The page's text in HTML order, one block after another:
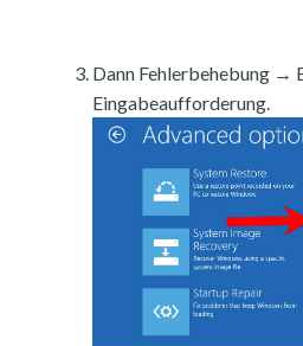
Dann Fehlerbehebung
Eingabeaufforderung.